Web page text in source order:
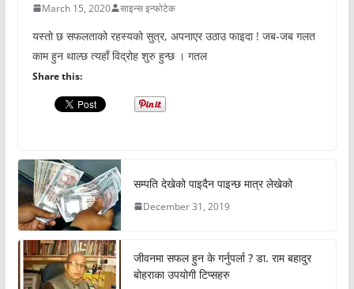
March 15, 2020 साइन्स इन्फोटेक
यस्तो छ सफलताको रहस्यको सुत्र, अपनाएर उठाउ फाइदा ! जब-जब गलत
काम हुन थाल्छ त्यहाँ विद्रोह शुरु हुन्छ । गतल
Share this:
सम्पति देखेको पाइदैन पाइन्छ मात्र लेखेको
December 31, 2019
जीवनमा सफल हुन के गर्नुपर्ला ? डा. राम बहादुर
बोहराका उपयोगी टिप्सहरु